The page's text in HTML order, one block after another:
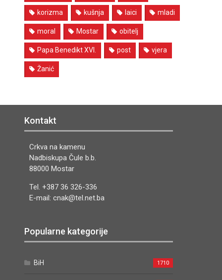
korizma kušnja laici mladi
moral Mostar obitelj
Papa Benedikt XVI. post vjera
Žanić
Kontakt
Crkva na kamenu
Nadbiskupa Čule b.b.
88000 Mostar
Tel. +387 36 326-336
E-mail: cnak@tel.net.ba
Popularne kategorije
BiH 1710